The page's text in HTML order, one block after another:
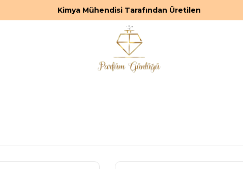
Kimya Mühendisi Tarafından Üretilen